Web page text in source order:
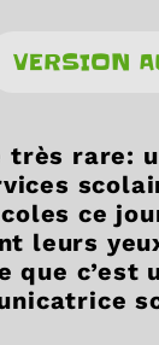
VERSION
très rare:
ce
leurs
c’est